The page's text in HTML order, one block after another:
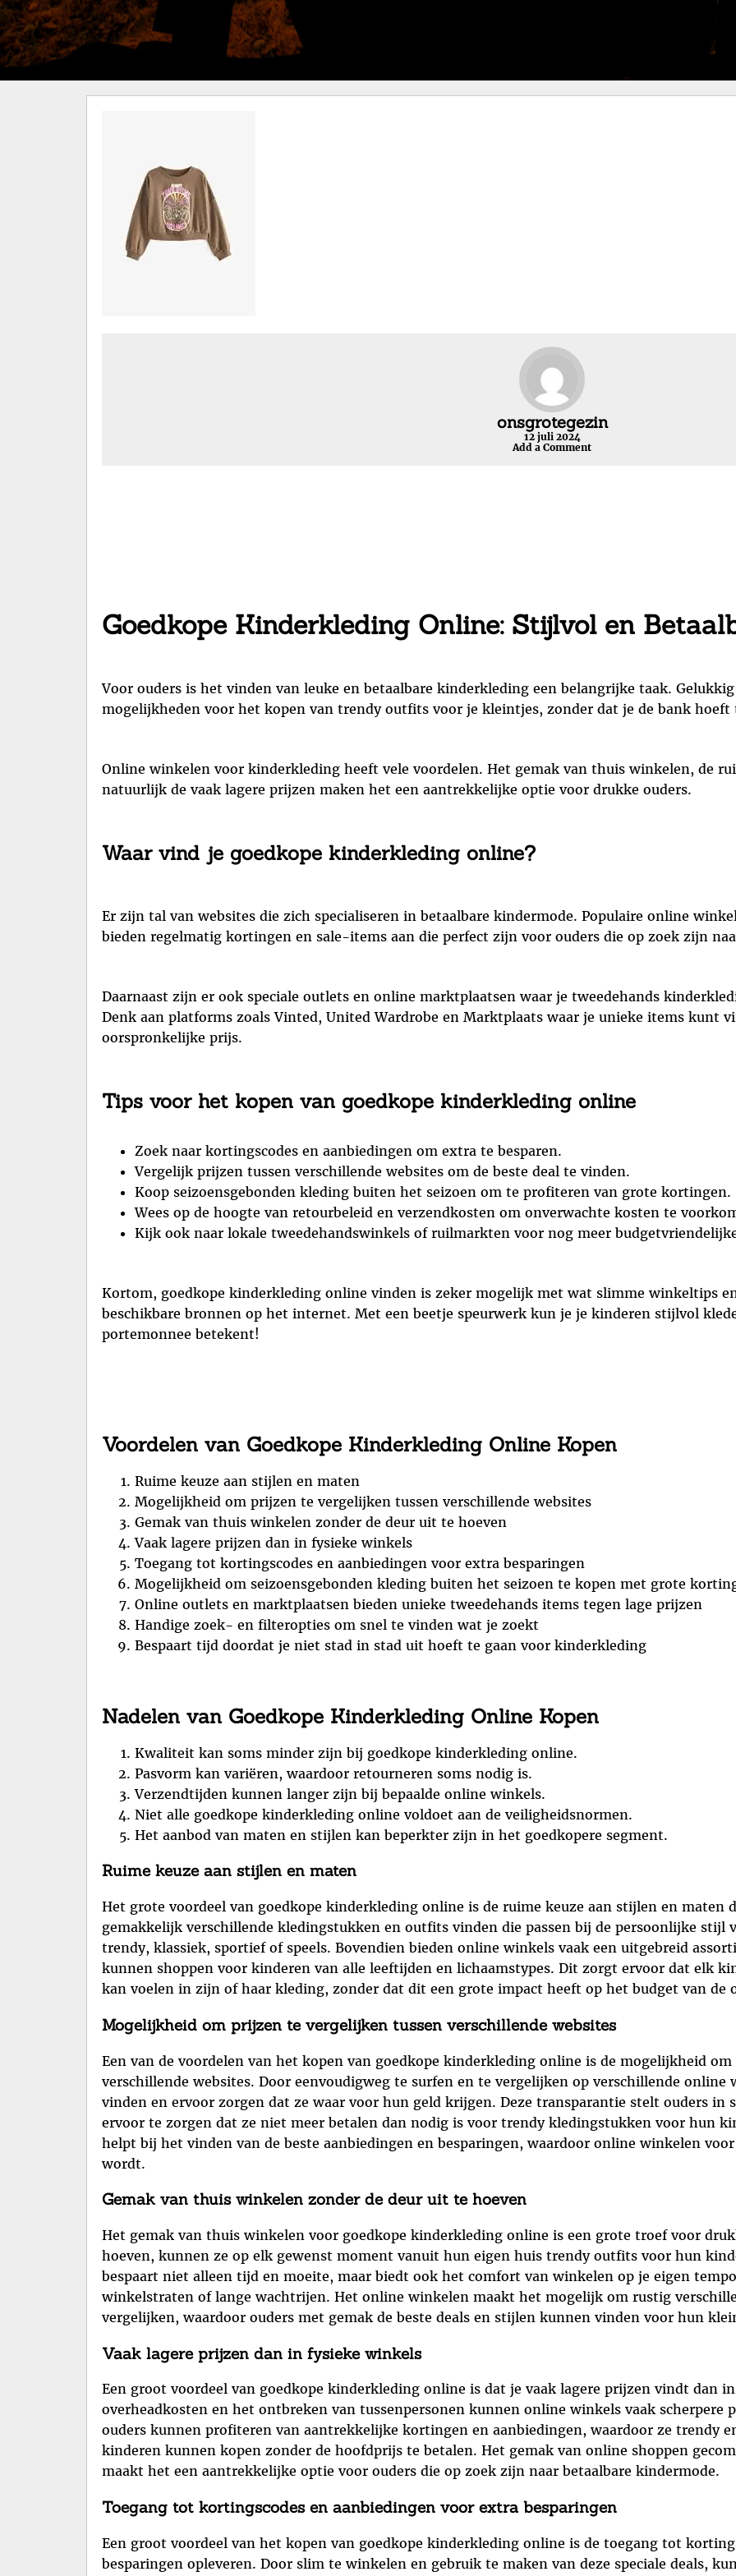
onsgrotegezin
12 juli 2024
Add a Comment
Goedkope Kinderkleding Online: Stijlvol en
Voor ouders is het vinden van leuke en betaalbare kinderkleding een belangrijke taak.
mogelijkheden voor het kopen van trendy outfits voor je kleintjes, zonder dat je de bank hoeft
Online winkelen voor kinderkleding heeft vele voordelen. Het gemak van thuis winkelen, de
natuurlijk de vaak lagere prijzen maken het een aantrekkelijke optie voor drukke ouders.
Waar vind je goedkope kinderkleding online?
Er zijn tal van websites die zich specialiseren in betaalbare kindermode. Populaire online
bieden regelmatig kortingen en sale-items aan die perfect zijn voor ouders die op zoek zijn
Daarnaast zijn er ook speciale outlets en online marktplaatsen waar je tweedehands
Denk aan platforms zoals Vinted, United Wardrobe en Marktplaats waar je unieke items kunt
oorspronkelijke prijs.
Tips voor het kopen van goedkope kinderkleding online
Zoek naar kortingscodes en aanbiedingen om extra te besparen.
Vergelijk prijzen tussen verschillende websites om de beste deal te vinden.
Koop seizoensgebonden kleding buiten het seizoen om te profiteren van grote kortingen.
Wees op de hoogte van retourbeleid en verzendkosten om onverwachte kosten te
Kijk ook naar lokale tweedehandswinkels of ruilmarkten voor nog meer
Kortom, goedkope kinderkleding online vinden is zeker mogelijk met wat slimme winkeltips
beschikbare bronnen op het internet. Met een beetje speurwerk kun je je kinderen stijlvol
portemonnee betekent!
Voordelen van Goedkope Kinderkleding Online Kopen
Ruime keuze aan stijlen en maten
Mogelijkheid om prijzen te vergelijken tussen verschillende websites
Gemak van thuis winkelen zonder de deur uit te hoeven
Vaak lagere prijzen dan in fysieke winkels
Toegang tot kortingscodes en aanbiedingen voor extra besparingen
Mogelijkheid om seizoensgebonden kleding buiten het seizoen te kopen met grote
Online outlets en marktplaatsen bieden unieke tweedehands items tegen lage prijzen
Handige zoek- en filteropties om snel te vinden wat je zoekt
Bespaart tijd doordat je niet stad in stad uit hoeft te gaan voor kinderkleding
Nadelen van Goedkope Kinderkleding Online Kopen
Kwaliteit kan soms minder zijn bij goedkope kinderkleding online.
Pasvorm kan variëren, waardoor retourneren soms nodig is.
Verzendtijden kunnen langer zijn bij bepaalde online winkels.
Niet alle goedkope kinderkleding online voldoet aan de veiligheidsnormen.
Het aanbod van maten en stijlen kan beperkter zijn in het goedkopere segment.
Ruime keuze aan stijlen en maten
Het grote voordeel van goedkope kinderkleding online is de ruime keuze aan stijlen en maten
gemakkelijk verschillende kledingstukken en outfits vinden die passen bij de persoonlijke stijl
trendy, klassiek, sportief of speels. Bovendien bieden online winkels vaak een uitgebreid
kunnen shoppen voor kinderen van alle leeftijden en lichaamstypes. Dit zorgt ervoor dat elk
kan voelen in zijn of haar kleding, zonder dat dit een grote impact heeft op het budget van de
Mogelijkheid om prijzen te vergelijken tussen verschillende websites
Een van de voordelen van het kopen van goedkope kinderkleding online is de mogelijkheid
verschillende websites. Door eenvoudigweg te surfen en te vergelijken op verschillende online
vinden en ervoor zorgen dat ze waar voor hun geld krijgen. Deze transparantie stelt ouders in
ervoor te zorgen dat ze niet meer betalen dan nodig is voor trendy kledingstukken voor hun
helpt bij het vinden van de beste aanbiedingen en besparingen, waardoor online winkelen
wordt.
Gemak van thuis winkelen zonder de deur uit te hoeven
Het gemak van thuis winkelen voor goedkope kinderkleding online is een grote troef voor
hoeven, kunnen ze op elk gewenst moment vanuit hun eigen huis trendy outfits voor hun
bespaart niet alleen tijd en moeite, maar biedt ook het comfort van winkelen op je eigen
winkelstraten of lange wachtrijen. Het online winkelen maakt het mogelijk om rustig
vergelijken, waardoor ouders met gemak de beste deals en stijlen kunnen vinden voor hun
Vaak lagere prijzen dan in fysieke winkels
Een groot voordeel van goedkope kinderkleding online is dat je vaak lagere prijzen vindt dan
overheadkosten en het ontbreken van tussenpersonen kunnen online winkels vaak scherpere
ouders kunnen profiteren van aantrekkelijke kortingen en aanbiedingen, waardoor ze trendy
kinderen kunnen kopen zonder de hoofdprijs te betalen. Het gemak van online shoppen
maakt het een aantrekkelijke optie voor ouders die op zoek zijn naar betaalbare kindermode.
Toegang tot kortingscodes en aanbiedingen voor extra besparingen
Een groot voordeel van het kopen van goedkope kinderkleding online is de toegang tot
besparingen opleveren. Door slim te winkelen en gebruik te maken van deze speciale deals,